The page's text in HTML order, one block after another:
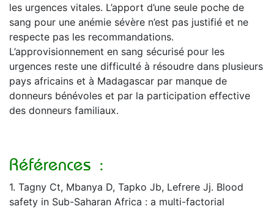
les urgences vitales. L’apport d’une seule poche de
sang pour une anémie sévère n’est pas justifié et ne
respecte pas les recommandations.
L’approvisionnement en sang sécurisé pour les
urgences reste une difficulté à résoudre dans plusieurs
pays africains et à Madagascar par manque de
donneurs bénévoles et par la participation effective
des donneurs familiaux.
Références :
1. Tagny Ct, Mbanya D, Tapko Jb, Lefrere Jj. Blood
safety in Sub-Saharan Africa : a multi-factorial